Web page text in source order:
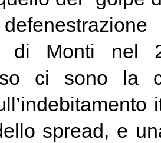
di Monti nel
ci sono la
spread, e